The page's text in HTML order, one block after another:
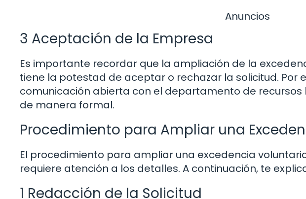
Anuncios
3 Aceptación de la Empresa
Es importante recordar que la ampliación de la
tiene la potestad de aceptar o rechazar la solicitud. Por
comunicación abierta con el departamento de
de manera formal.
Procedimiento para Ampliar una
El procedimiento para ampliar una excedencia
requiere atención a los detalles. A continuación, te
1 Redacción de la Solicitud